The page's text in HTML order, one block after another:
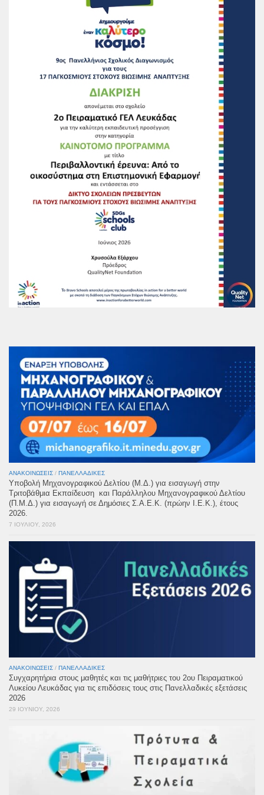
ΑΝΑΚΟΙΝΏΣΕΙΣ / ΠΑΝΕΛΛΑΔΙΚΈΣ
Υποβολή Μηχανογραφικού Δελτίου (Μ.Δ.) για εισαγωγή στην
Τριτοβάθμια Εκπαίδευση και Παράλληλου Μηχανογραφικού Δελτίου
(Π.Μ.Δ.) για εισαγωγή σε Δημόσιες Σ.Α.Ε.Κ. (πρώην Ι.Ε.Κ.), έτους
2026.
7 ΙΟΥΛΊΟΥ, 2026
ΑΝΑΚΟΙΝΏΣΕΙΣ / ΠΑΝΕΛΛΑΔΙΚΈΣ
Συγχαρητήρια στους μαθητές και τις μαθήτριες του 2ου Πειραματικού
Λυκείου Λευκάδας για τις επιδόσεις τους στις Πανελλαδικές εξετάσεις
2026
29 ΙΟΥΝΊΟΥ, 2026